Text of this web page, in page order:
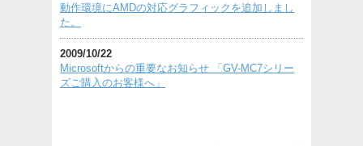
動作環境にAMDの対応グラフィックを追加しまし
た。
2009/10/22
Microsoftからの重要なお知らせ 「GV-MC7シリー
ズご購入のお客様へ」